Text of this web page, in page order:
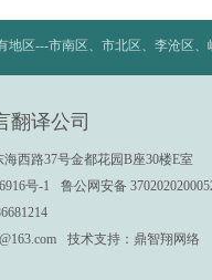
区---市南区、市北区、李沧区
翻译公司
西路37号金都花园B座30楼E室
号-1
鲁公网安备
技术支持： 鼎智翔网络